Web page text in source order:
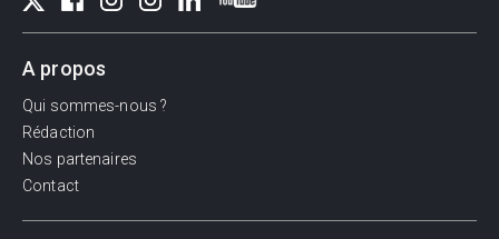
A propos
Qui sommes-nous ?
Rédaction
Nos partenaires
Contact